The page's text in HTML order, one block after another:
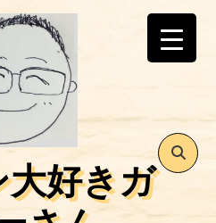
大好きガ